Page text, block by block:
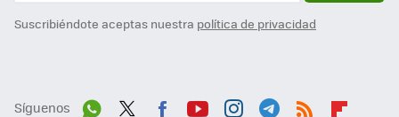
Suscribiéndote aceptas nuestra política de privacidad
Síguenos